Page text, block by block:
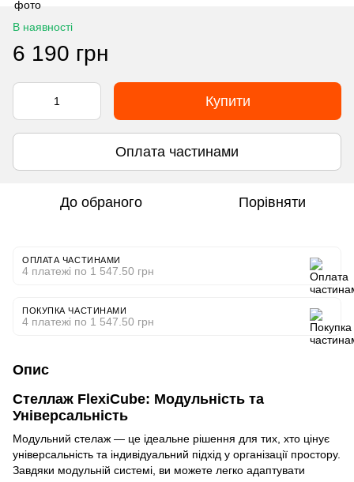
В наявності
6 190 грн
Купити
Оплата частинами
До обраного Порівняти
ОПЛАТА ЧАСТИНАМИ
4 платежі по 1 547.50 грн
ПОКУПКА ЧАСТИНАМИ
4 платежі по 1 547.50 грн
Опис
Стеллаж FlexiCube: Модульність та
Універсальність
Модульний стелаж — це ідеальне рішення для тих, хто цінує
універсальність та індивідуальний підхід у організації простору.
Завдяки модульній системі, ви можете легко адаптувати